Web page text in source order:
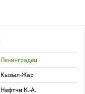
Ленинградец
Кызыл-Жар
Нефтчи К.-А.